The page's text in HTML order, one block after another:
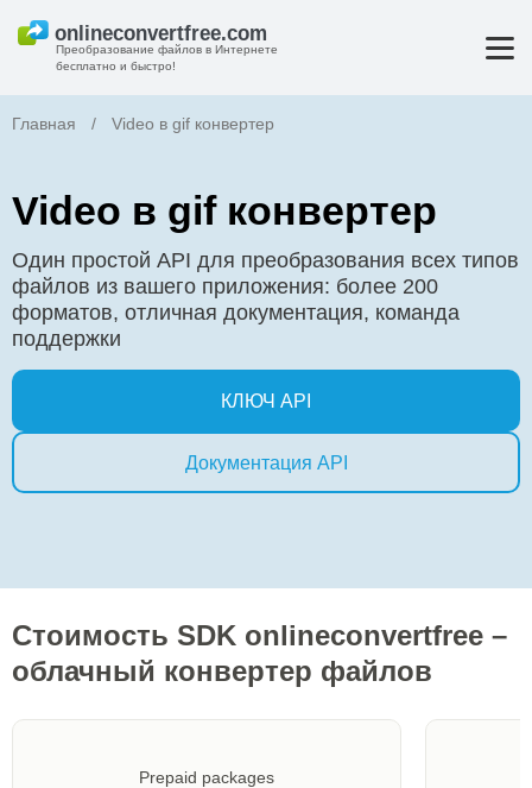
Преобразование файлов в Интернете
бесплатно и быстро!
Главная / Video в gif конвертер
Video в gif конвертер
Один простой API для преобразования всех типов
файлов из вашего приложения: более 200
форматов, отличная документация, команда
поддержки
КЛЮЧ API
Документация API
Стоимость SDK onlineconvertfree –
облачный конвертер файлов
Prepaid packages